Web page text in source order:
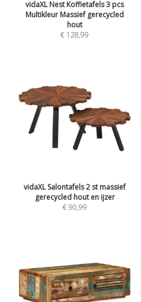
vidaXL Nest Koffietafels 3 pcs
Multikleur Massief gerecycled
hout
€ 128,99
vidaXL Salontafels 2 st massief
gerecycled hout en ijzer
€90,99